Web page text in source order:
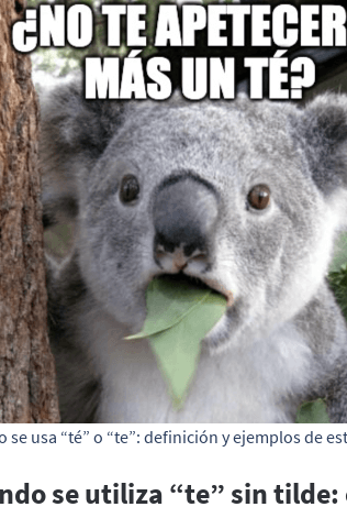
se usa “té” o “te”: definición y ejemplos de
se utiliza “te” sin tilde: